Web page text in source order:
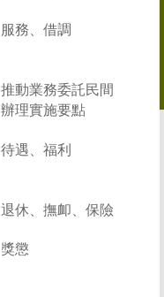
服務、借調
推動業務委託民間
辦理實施要點
待遇、福利
退休、撫卹、保險
獎懲